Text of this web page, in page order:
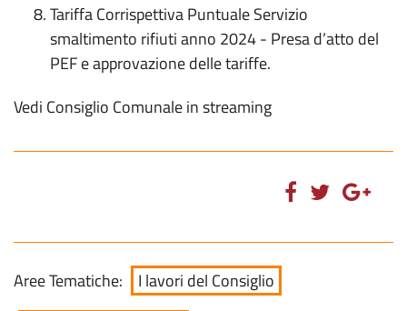
Tariffa Corrispettiva Puntuale Servizio
smaltimento rifiuti anno 2024 - Presa d’atto del
PEF e approvazione delle tariffe.
Vedi Consiglio Comunale in streaming
Aree Tematiche:
I lavori del Consiglio